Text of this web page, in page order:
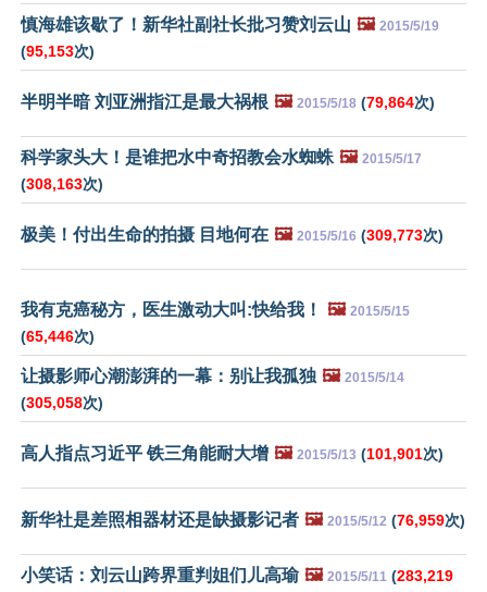
慎海雄该歇了！新华社副社长批习赞刘云山 🖼️ 2015/5/19
(95,153次)
半明半暗 刘亚洲指江是最大祸根 🖼️ 2015/5/18 (79,864次)
科学家头大！是谁把水中奇招教会水蜘蛛 🖼️ 2015/5/17
(308,163次)
极美！付出生命的拍摄 目地何在 🖼️ 2015/5/16 (309,773次)
我有克癌秘方，医生激动大叫:快给我！ 🖼️ 2015/5/15
(65,446次)
让摄影师心潮澎湃的一幕：别让我孤独 🖼️ 2015/5/14
(305,058次)
高人指点习近平 铁三角能耐大增 🖼️ 2015/5/13 (101,901次)
新华社是差照相器材还是缺摄影记者 🖼️ 2015/5/12 (76,959次)
小笑话：刘云山跨界重判姐们儿高瑜 🖼️ 2015/5/11 (283,219